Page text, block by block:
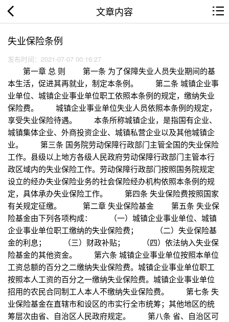
文章内容
失业保险条例
发布时间：2021-07-07 00:16:27
第一章 总 则 第一条 为了保障失业人员失业期间的基
本生活，促进其再就业，制定本条例。 第二条 城镇企业事
业单位、城镇企业事业单位职工依照本条例的规定，缴纳失业
保险费。 城镇企业事业单位失业人员依照本条例的规定，
享受失业保险待遇。 本条所称城镇企业，是指国有企业、
城镇集体企业、外商投资企业、城镇私营企业以及其他城镇企
业。 第三条 国务院劳动保障行政部门主管全国的失业保险
工作。县级以上地方各级人民政府劳动保障行政部门主管本行
政区域内的失业保险工作。劳动保障行政部门按照国务院规定
设立的经办失业保险业务的社会保险经办机构依照本条例的规
定，具体承办失业保险工作。 第四条 失业保险费按照国家
有关规定征缴。 第二章 失业保险基金 第五条 失业保
险基金由下列各项构成： （一）城镇企业事业单位、城镇
企业事业单位职工缴纳的失业保险费； （二）失业保险基
金的利息； （三）财政补贴； （四）依法纳入失业保
险基金的其他资金。 第六条 城镇企业事业单位按照本单位
工资总额的百分之二缴纳失业保险费。城镇企业事业单位职工
按照本人工资的百分之一缴纳失业保险费。城镇企业事业单位
招用的农民合同制工人本人不缴纳失业保险费。 第七条 失
业保险基金在直辖市和设区的市实行全市统筹；其他地区的统
筹层次由省、自治区人民政府规定。 第八条 省、自治区可